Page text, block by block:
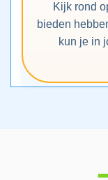
Kijk rond
bieden
kun je in